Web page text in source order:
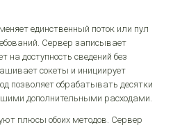
единственный поток или пул
Сервер записывает
на доступность сведений без
сокеты и инициирует
позволяет обрабатывать десятки
дополнительными расходами.
плюсы обоих методов. Сервер